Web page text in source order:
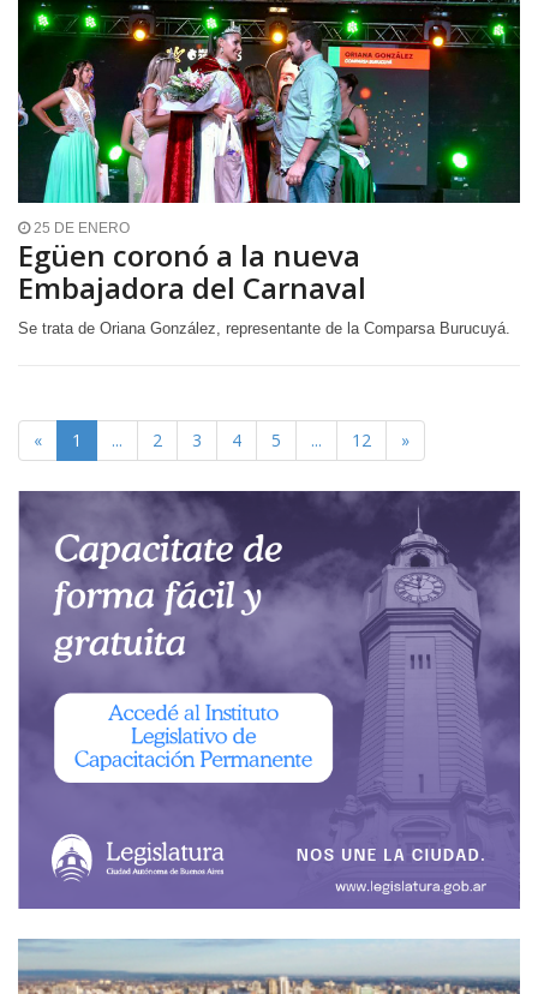
25 DE ENERO
Egüen coronó a la nueva
Embajadora del Carnaval
Se trata de Oriana González, representante de la Comparsa Burucuyá.
« 1 ... 2 3 4 5 ... 12 »